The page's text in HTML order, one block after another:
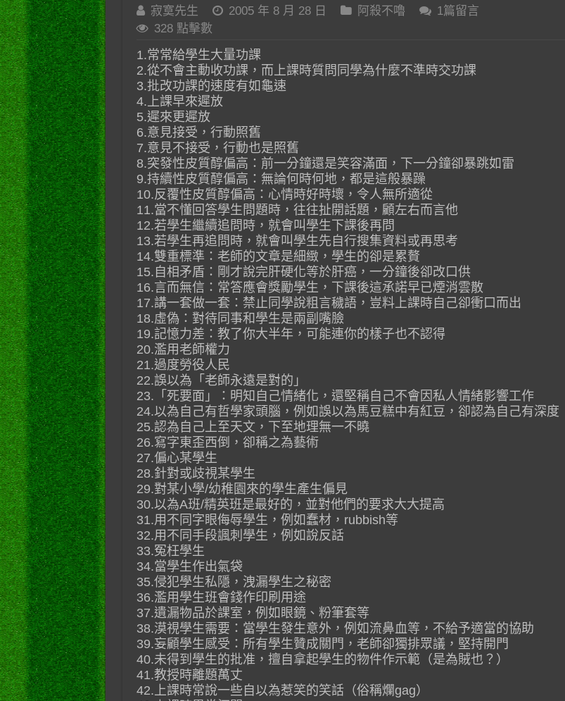
寂寞先生 2005 年 8 月 28 日 阿殺不嚕
1篇留言
328 點擊數
1.常常給學生大量功課
2.從不會主動收功課，而上課時質問同學為什麼不準時交功課
3.批改功課的速度有如龜速
4.上課早來遲放
5.遲來更遲放
6.意見接受，行動照舊
7.意見不接受，行動也是照舊
8.突發性皮質醇偏高：前一分鐘還是笑容滿面，下一分鐘卻暴跳如雷
9.持續性皮質醇偏高：無論何時何地，都是這般暴躁
10.反覆性皮質醇偏高：心情時好時壞，令人無所適從
11.當不懂回答學生問題時，往往扯開話題，顧左右而言他
12.若學生繼續追問時，就會叫學生下課後再問
13.若學生再追問時，就會叫學生先自行搜集資料或再思考
14.雙重標準：老師的文章是細緻，學生的卻是累贅
15.自相矛盾：剛才說完肝硬化等於肝癌，一分鐘後卻改口供
16.言而無信：常答應會獎勵學生，下課後這承諾早已煙消雲散
17.講一套做一套：禁止同學說粗言穢語，豈料上課時自己卻衝口而出
18.虛偽：對待同事和學生是兩副嘴臉
19.記憶力差：教了你大半年，可能連你的樣子也不認得
20.濫用老師權力
21.過度勞役人民
22.誤以為「老師永遠是對的」
23.「死要面」：明知自己情緒化，還堅稱自己不會因私人情緒影響工作
24.以為自己有哲學家頭腦，例如誤以為馬豆糕中有紅豆，卻認為自己有深度
25.認為自己上至天文，下至地理無一不曉
26.寫字東歪西倒，卻稱之為藝術
27.偏心某學生
28.針對或歧視某學生
29.對某小學/幼稚園來的學生產生偏見
30.以為A班/精英班是最好的，並對他們的要求大大提高
31.用不同字眼侮辱學生，例如蠢材，rubbish等
32.用不同手段諷刺學生，例如說反話
33.冤枉學生
34.當學生作出氣袋
35.侵犯學生私隱，洩漏學生之秘密
36.濫用學生班會錢作印刷用途
37.遺漏物品於課室，例如眼鏡、粉筆套等
38.漠視學生需要：當學生發生意外，例如流鼻血等，不給予適當的協助
39.妄顧學生感受：所有學生贊成關門，老師卻獨排眾議，堅持開門
40.未得到學生的批准，擅自拿起學生的物件作示範（是為賊也？）
41.教授時離題萬丈
42.上課時常說一些自以為惹笑的笑話（俗稱爛gag）